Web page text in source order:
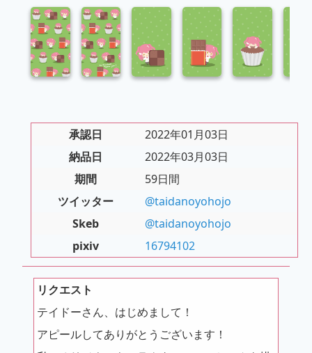
承認日
2022年01月03日
納品日
2022年03月03日
期間
59日間
ツイッター
@taidanoyohojo
Skeb
@taidanoyohojo
pixiv
16794102
リクエスト
テイドーさん、はじめまして！
アピールしてありがとうございます！